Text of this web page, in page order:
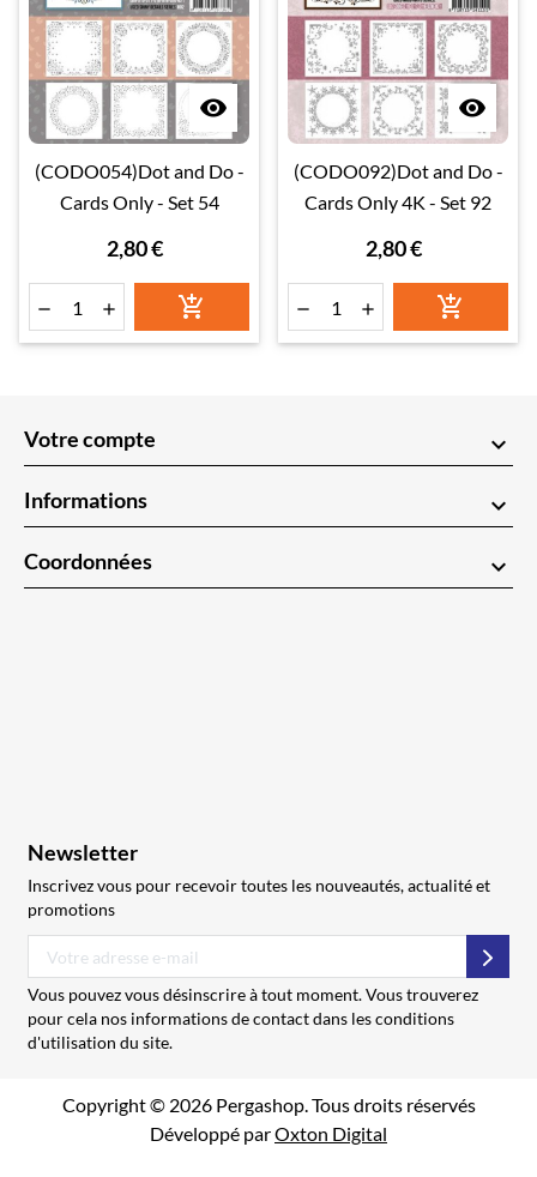

(CODO054)Dot and Do -
Cards Only - Set 54
2,80 €
  

(CODO092)Dot and Do -
Cards Only 4K - Set 92
2,80 €
  
Votre compte keyboard_arrow_down
Informations keyboard_arrow_down
Coordonnées keyboard_arrow_down
Newsletter
Inscrivez vous pour recevoir toutes les nouveautés, actualité et
promotions
Vous pouvez vous désinscrire à tout moment. Vous trouverez
pour cela nos informations de contact dans les conditions
d'utilisation du site.
Copyright © 2026 Pergashop. Tous droits réservés
Développé parOxton Digital